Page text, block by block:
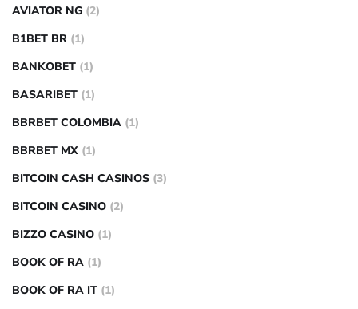
AVIATOR NG (2)
B1BET BR (1)
BANKOBET (1)
BASARIBET (1)
BBRBET COLOMBIA (1)
BBRBET MX (1)
BITCOIN CASH CASINOS (3)
BITCOIN CASINO (2)
BIZZO CASINO (1)
BOOK OF RA (1)
BOOK OF RA IT (1)